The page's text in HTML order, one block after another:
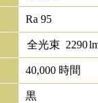
Ra 95
全光束 2290
40,000 時間
黒